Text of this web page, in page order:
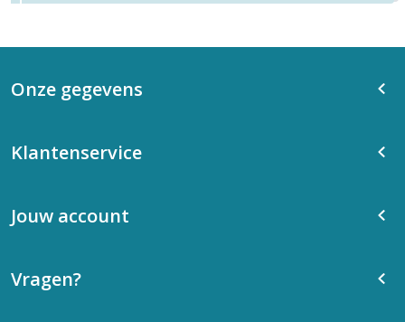
Onze gegevens
Klantenservice
Jouw account
Vragen?